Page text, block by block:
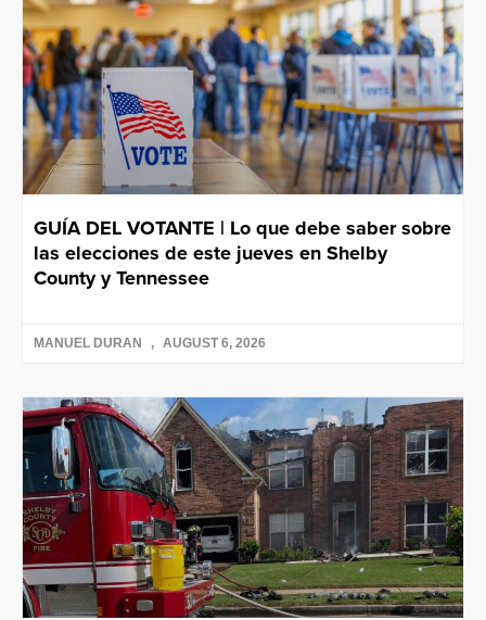
GUÍA DEL VOTANTE | Lo que debe saber sobre
las elecciones de este jueves en Shelby
County y Tennessee
MANUEL DURAN AUGUST 6, 2026